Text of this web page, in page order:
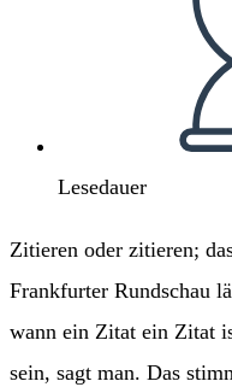
Lesedauer
Zitieren oder zitieren;
Frankfurter Rundschau
wann ein Zitat ein Zitat
sein, sagt man. Das